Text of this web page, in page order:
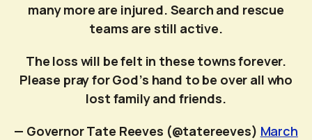
many more are injured. Search and rescue
teams are still active.
The loss will be felt in these towns forever.
Please pray for God’s hand to be over all who
lost family and friends.
— Governor Tate Reeves (@tatereeves) March